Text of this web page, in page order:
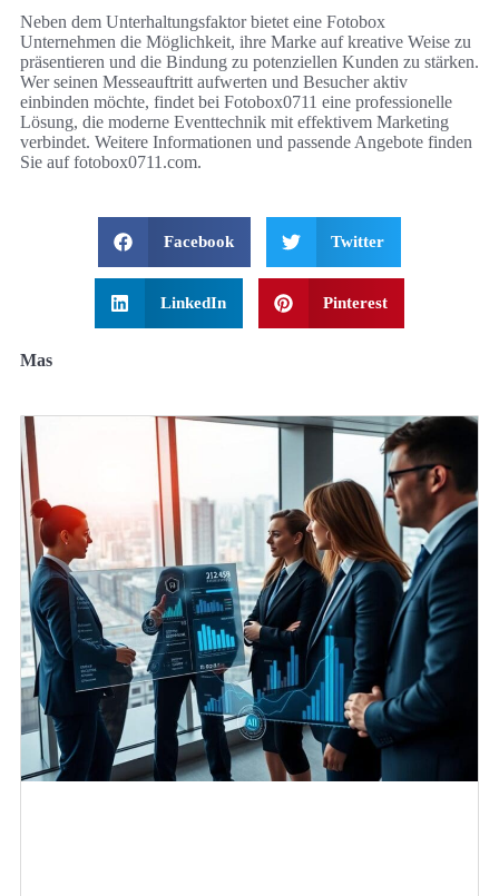
Neben dem Unterhaltungsfaktor bietet eine Fotobox
Unternehmen die Möglichkeit, ihre Marke auf kreative Weise zu
präsentieren und die Bindung zu potenziellen Kunden zu stärken.
Wer seinen Messeauftritt aufwerten und Besucher aktiv
einbinden möchte, findet bei Fotobox0711 eine professionelle
Lösung, die moderne Eventtechnik mit effektivem Marketing
verbindet. Weitere Informationen und passende Angebote finden
Sie auf fotobox0711.com.
Facebook Twitter
LinkedIn Pinterest
Mas